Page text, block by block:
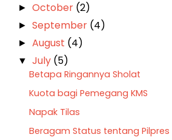
►October (2)
►September (4)
►August (4)
▼July (5)
Betapa Ringannya Sholat
Kuota bagi Pemegang KMS
Napak Tilas
Beragam Status tentang